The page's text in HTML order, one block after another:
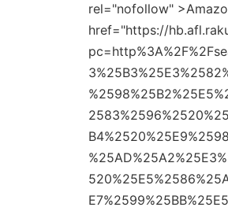
rel="nofollow"
href="https://